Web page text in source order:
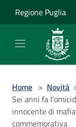
Regione Puglia
Home > Novità
Sei anni fa
innocente di
commemorativa